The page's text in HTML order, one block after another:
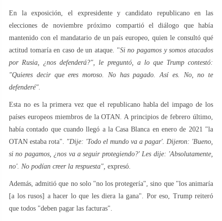
En la exposición, el expresidente y candidato republicano en las
elecciones de noviembre próximo compartió el diálogo que había
mantenido con el mandatario de un país europeo, quien le consultó qué
actitud tomaría en caso de un ataque. "Si no pagamos y somos atacados
por Rusia, ¿nos defenderá?", le preguntó, a lo que Trump contestó:
"Quieres decir que eres moroso. No has pagado. Así es. No, no te
defenderé".
Esta no es la primera vez que el republicano habla del impago de los
países europeos miembros de la OTAN. A principios de febrero último,
había contado que cuando llegó a la Casa Blanca en enero de 2021 "la
OTAN estaba rota". "Dije: 'Todo el mundo va a pagar'. Dijeron: 'Bueno,
si no pagamos, ¿nos va a seguir protegiendo?' Les dije: 'Absolutamente,
no'. No podían creer la respuesta", expresó.
Además, admitió que no solo "no los protegería", sino que "los animaría
[a los rusos] a hacer lo que les diera la gana". Por eso, Trump reiteró
que todos "deben pagar las facturas".